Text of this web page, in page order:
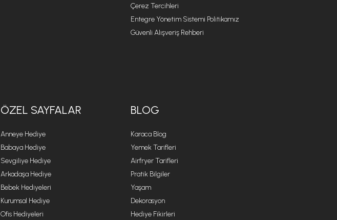
Çerez Tercihleri
Entegre Yönetim Sistemi Politikamız
Güvenli Alışveriş Rehberi
ÖZEL SAYFALAR
Anneye Hediye
Babaya Hediye
Sevgiliye Hediye
Arkadaşa Hediye
Bebek Hediyeleri
Kurumsal Hediye
Ofis Hediyeleri
BLOG
Karaca Blog
Yemek Tarifleri
Airfryer Tarifleri
Pratik Bilgiler
Yaşam
Dekorasyon
Hediye Fikirleri